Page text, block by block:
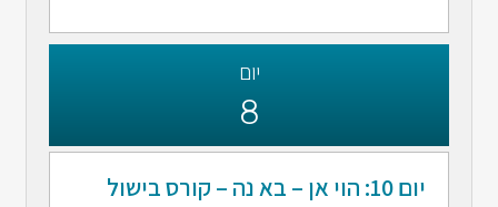
יום
8
יום 10: הוי אן – בא נה – קורס בישול